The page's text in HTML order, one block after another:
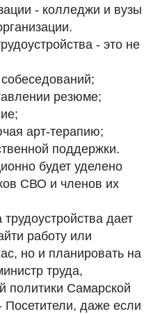
- колледжи и вузы
- это не
резюме;
арт-терапию;
поддержки.
будет уделено
СВО и членов их
дает
работу или
но и планировать на
труда,
политики Самарской
даже если